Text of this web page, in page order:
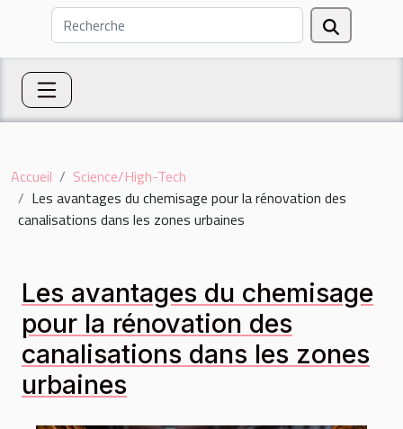
Accueil
Science/High-Tech
Les avantages du chemisage pour la rénovation des
canalisations dans les zones urbaines
Les avantages du chemisage
pour la rénovation des
canalisations dans les zones
urbaines